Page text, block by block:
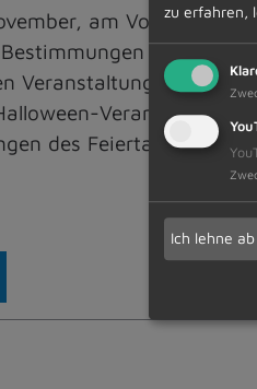
am
des
Veranstaltungen
des
zu erfahren,
Ich lehne ab